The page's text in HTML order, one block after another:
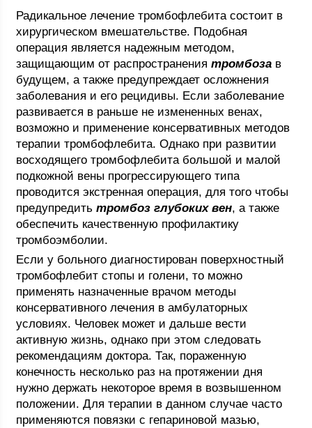
Радикальное лечение тромбофлебита состоит в
хирургическом вмешательстве. Подобная
операция является надежным методом,
защищающим от распространениятромбоза в
будущем, а также предупреждает осложнения
заболевания и его рецидивы. Если заболевание
развивается в раньше не измененных венах,
возможно и применение консервативных методов
терапии тромбофлебита. Однако при развитии
восходящего тромбофлебита большой и малой
подкожной вены прогрессирующего типа
проводится экстренная операция, для того чтобы
предупредитьтромбоз глубоких вен, а также
обеспечить качественную профилактику
тромбоэмболии.
Если у больного диагностирован поверхностный
тромбофлебит стопы и голени, то можно
применять назначенные врачом методы
консервативного лечения в амбулаторных
условиях. Человек может и дальше вести
активную жизнь, однако при этом следовать
рекомендациям доктора. Так, пораженную
конечность несколько раз на протяжении дня
нужно держать некоторое время в возвышенном
положении. Для терапии в данном случае часто
применяются повязки с гепариновой мазью,